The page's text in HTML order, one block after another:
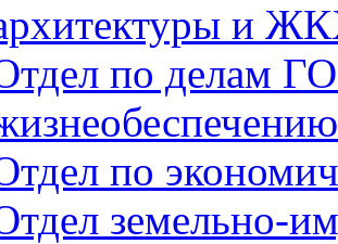
и
по делам
по
земельно-